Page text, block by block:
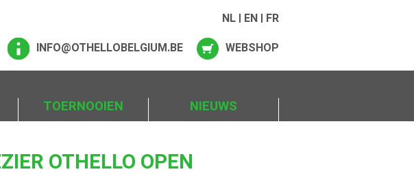
NL EN FR
INFO@OTHELLOBELGIUM.BE WEBSHOP
TOERNOOIEN NIEUWS
OTHELLO OPEN